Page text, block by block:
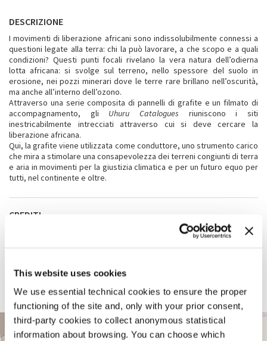
This website uses cookies
We use essential technical cookies to ensure the proper
functioning of the site and, only with your prior consent,
third-party cookies to collect anonymous statistical
information about browsing. You can choose which
DESCRIZIONE
I movimenti di liberazione africani sono indissolubilmente connessi a
questioni legate alla terra: chi la può lavorare, a che scopo e a quali
condizioni? Questi punti focali rivelano la vera natura dell’odierna
lotta africana: si svolge sul terreno, nello spessore del suolo in
erosione, nei pozzi minerari dove le terre rare brillano nell’oscurità,
ma anche all’interno dell’ozono.
Attraverso una serie composita di pannelli di grafite e un filmato di
accompagnamento, gli Uhuru Catalogues riuniscono i siti
inestricabilmente intrecciati attraverso cui si deve cercare la
liberazione africana.
Qui, la grafite viene utilizzata come conduttore, uno strumento carico
che mira a stimolare una consapevolezza dei terreni congiunti di terra
e aria in movimenti per la giustizia climatica e per un futuro equo per
tutti, nel continente e oltre.
CREDITI
Motong Yang, Nasra Abdullahi, Divya Patel, Neady Atieno Oduor,
Con il supporto aggiuntivo di
Arts, Royal College of Art
PADIGLIONE
CENTRALE